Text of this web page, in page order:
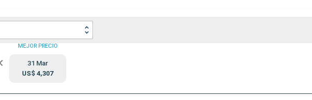
MEJOR PRECIO
31 Mar
US$ 4,307